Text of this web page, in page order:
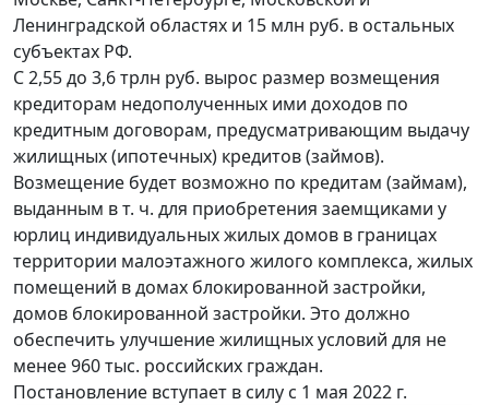
Ленинградской областях и 15 млн руб. в остальных
субъектах РФ.
С 2,55 до 3,6 трлн руб. вырос размер возмещения
кредиторам недополученных ими доходов по
кредитным договорам, предусматривающим выдачу
жилищных (ипотечных) кредитов (займов).
Возмещение будет возможно по кредитам (займам),
выданным в т. ч. для приобретения заемщиками у
юрлиц индивидуальных жилых домов в границах
территории малоэтажного жилого комплекса, жилых
помещений в домах блокированной застройки,
домов блокированной застройки. Это должно
обеспечить улучшение жилищных условий для не
менее 960 тыс. российских граждан.
Постановление вступает в силу с 1 мая 2022 г.